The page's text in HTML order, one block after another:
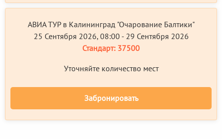
АВИА ТУР в Калининград "Очарование Балтики"
25 Сентября 2026, 08:00 - 29 Сентября 2026
Стандарт: 37500
Уточняйте количество мест
Забронировать